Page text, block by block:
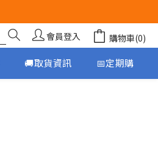
會員登入 購物車(0)
🚚取貨資訊 📅定期購